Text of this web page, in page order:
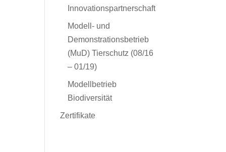
Innovationspartnerschaft
Modell- und
Demonstrationsbetrieb
(MuD) Tierschutz (08/16
– 01/19)
Modellbetrieb
Biodiversität
Zertifikate